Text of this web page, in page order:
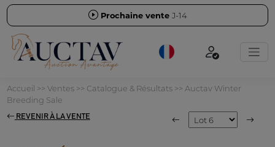
Prochaine vente J-14
Accueil >> Ventes>> Catalogue & Résultats>> Auctav Winter
Breeding Sale
REVENIR À LA VENTE